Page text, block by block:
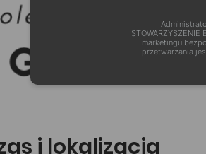
i lokalizacja
marketingu
przetwarzania